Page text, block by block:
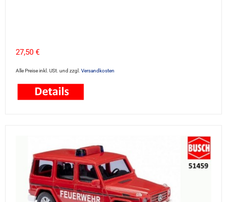
27,50 €
Alle Preise inkl. USt. und zzgl. Versandkosten